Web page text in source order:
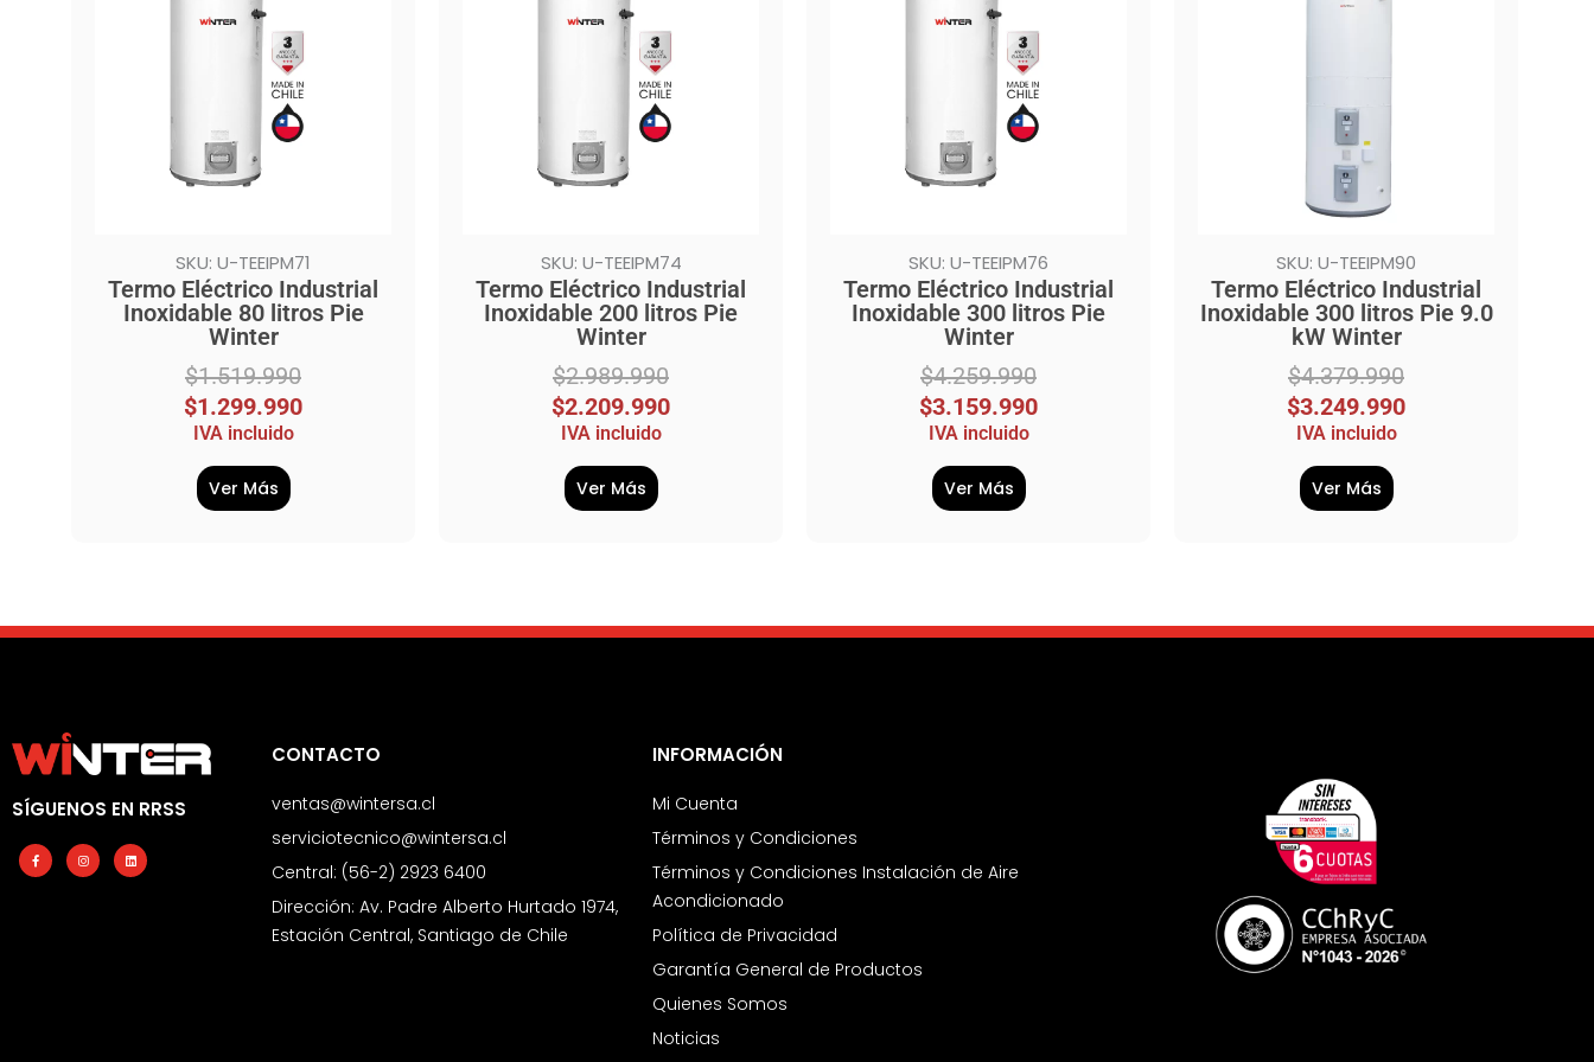
SKU: U-TEEIPM71
Termo Eléctrico Industrial
Inoxidable 80 litros Pie
Winter
$1.519.990
$1.299.990
IVA incluido
Ver Más
SKU: U-TEEIPM74
Termo Eléctrico Industrial
Inoxidable 200 litros Pie
Winter
$2.989.990
$2.209.990
IVA incluido
Ver Más
SKU: U-TEEIPM76
Termo Eléctrico Industrial
Inoxidable 300 litros Pie
Winter
$4.259.990
$3.159.990
IVA incluido
Ver Más
SKU: U-TEEIPM90
Termo Eléctrico Industrial
Inoxidable 300 litros Pie 9.0
kW Winter
$4.379.990
$3.249.990
IVA incluido
Ver Más
SÍGUENOS EN RRSS
Facebook-
f
InstagramLinkedin
CONTACTO
ventas@wintersa.cl
serviciotecnico@wintersa.cl
Central: (56-2) 2923 6400
Dirección: Av. Padre Alberto Hurtado 1974,
Estación Central, Santiago de Chile
INFORMACIÓN
Mi Cuenta
Términos y Condiciones
Términos y Condiciones Instalación de Aire
Acondicionado
Política de Privacidad
Garantía General de Productos
Quienes Somos
Noticias